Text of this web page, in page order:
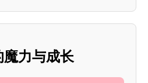
力与成长